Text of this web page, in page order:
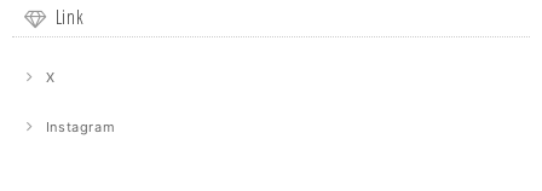
Link
X
Instagram